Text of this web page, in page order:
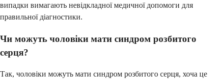
випадки вимагають невідкладної медичної допомоги для
правильної діагностики.
Чи можуть чоловіки мати синдром розбитого
серця?
Так, чоловіки можуть мати синдром розбитого серця, хоча це